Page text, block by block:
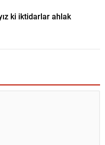
ki iktidarlar ahlak